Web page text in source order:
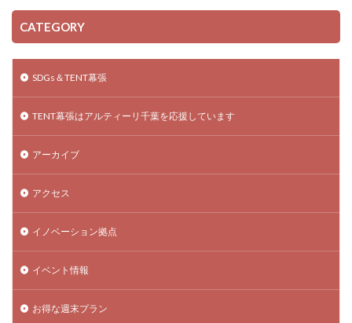
CATEGORY
SDGs＆TENT幕張
TENT幕張はアルティーリ千葉を応援しています
アーカイブ
アクセス
イノベーション拠点
イベント情報
お得な週末プラン